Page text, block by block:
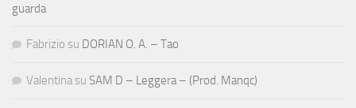
guarda
Fabrizio su DORIAN O. A. – Tao
Valentina su SAM D – Leggera – (Prod. Manqc)